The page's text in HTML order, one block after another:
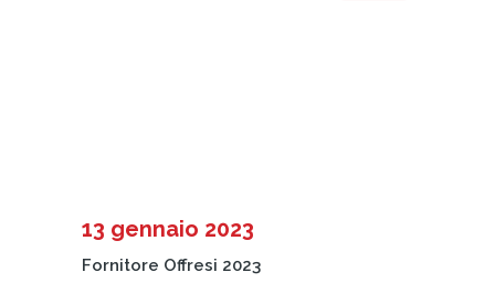
13 gennaio 2023
Fornitore Offresi 2023